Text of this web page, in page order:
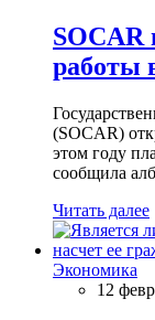
SOCAR
работы
(SOCAR)
этом году
сообщила
Читать далее
Экономика
12